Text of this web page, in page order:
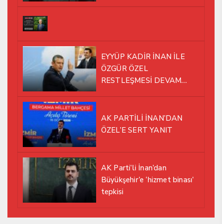
EYYÜP KADİR İNAN İLE
ÖZGÜR ÖZEL
RESTLEŞMESİ DEVAM
AK PARTİLİ İNAN’DAN
ÖZEL’E SERT YANIT
AK Parti’li İnan’dan
Büyükşehir’e ‘hizmet binası’
tepkisi